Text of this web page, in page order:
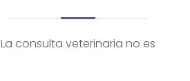
La consulta veterinaria no es